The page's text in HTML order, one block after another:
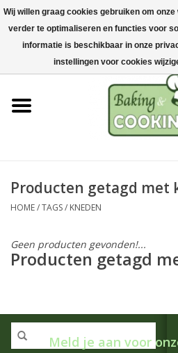
Home
Bak-& kookgerei
Machines & onderdelen
Chocolade & ijsbereiding
Hygiëne & opslag
Grondstoffen & Presentatie
Producten getagd met
HOME/TAGS/ KNEDEN
Geen producten gevonden!...
Producten getagd
Meld je aan voor
Wij willen graag cookies gebruiken om
verder te optimaliseren en functies voor
informatie is beschikbaar in onze
instellingen voor cookies